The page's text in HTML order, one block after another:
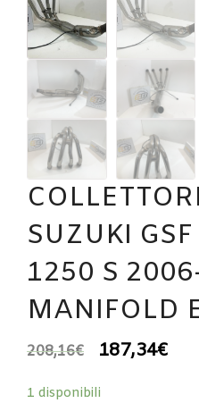
Note Generali
Contatti
SUZUKI
1250 S
MANIFOLD
208,16€ 187,34€
1 disponibili